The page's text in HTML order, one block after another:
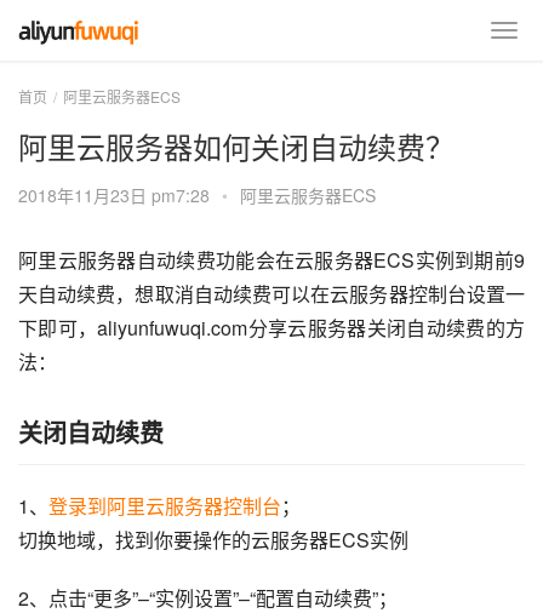
首页 阿里云服务器ECS
阿里云服务器如何关闭自动续费？
2018年11月23日 pm7:28 • 阿里云服务器ECS
阿里云服务器自动续费功能会在云服务器ECS实例到期前9
天自动续费，想取消自动续费可以在云服务器控制台设置一
下即可，aliyunfuwuqi.com分享云服务器关闭自动续费的方
法：
关闭自动续费
1、 登录到阿里云服务器控制台；
切换地域，找到你要操作的云服务器ECS实例
2、点击“更多”–“实例设置”–“配置自动续费”；